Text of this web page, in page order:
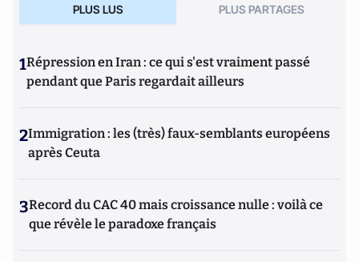
PLUS LUS PLUS PARTAGES
1Répression en Iran : ce qui s'est vraiment passé
pendant que Paris regardait ailleurs
2Immigration : les (très) faux-semblants européens
après Ceuta
3Record du CAC 40 mais croissance nulle : voilà ce
que révèle le paradoxe français